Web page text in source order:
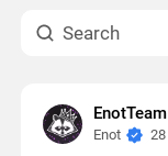
Enot
28